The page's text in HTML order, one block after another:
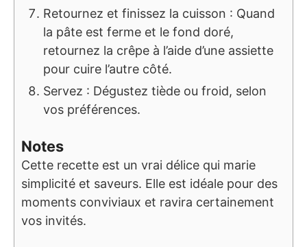
Retournez et finissez la cuisson : Quand
la pâte est ferme et le fond doré,
retournez la crêpe à l’aide d’une assiette
pour cuire l’autre côté.
Servez : Dégustez tiède ou froid, selon
vos préférences.
Notes
Cette recette est un vrai délice qui marie
simplicité et saveurs. Elle est idéale pour des
moments conviviaux et ravira certainement
vos invités.